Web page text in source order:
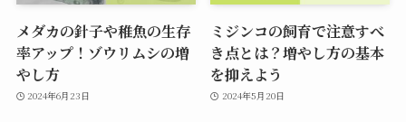
メダカの針子や稚魚の生存
率アップ！ゾウリムシの増
やし方
2024年6月23日
ミジンコの飼育で注意すべ
き点とは？増やし方の基本
を抑えよう
2024年5月20日